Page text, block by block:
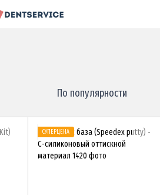
По популярности
СУПЕРЦЕНА